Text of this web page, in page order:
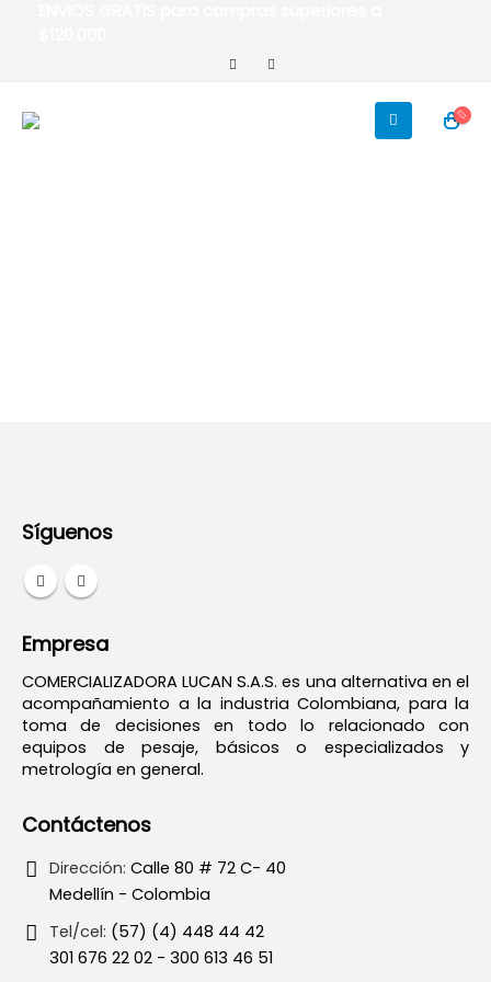
Síguenos
Empresa
COMERCIALIZADORA LUCAN S.A.S. es una alternativa en el
acompañamiento a la industria Colombiana, para la
toma de decisiones en todo lo relacionado con
equipos de pesaje, básicos o especializados y
metrología en general.
Contáctenos
Dirección: Calle 80 # 72 C- 40
Medellín - Colombia
Tel/cel: (57) (4) 448 44 42
301 676 22 02 - 300 613 46 51